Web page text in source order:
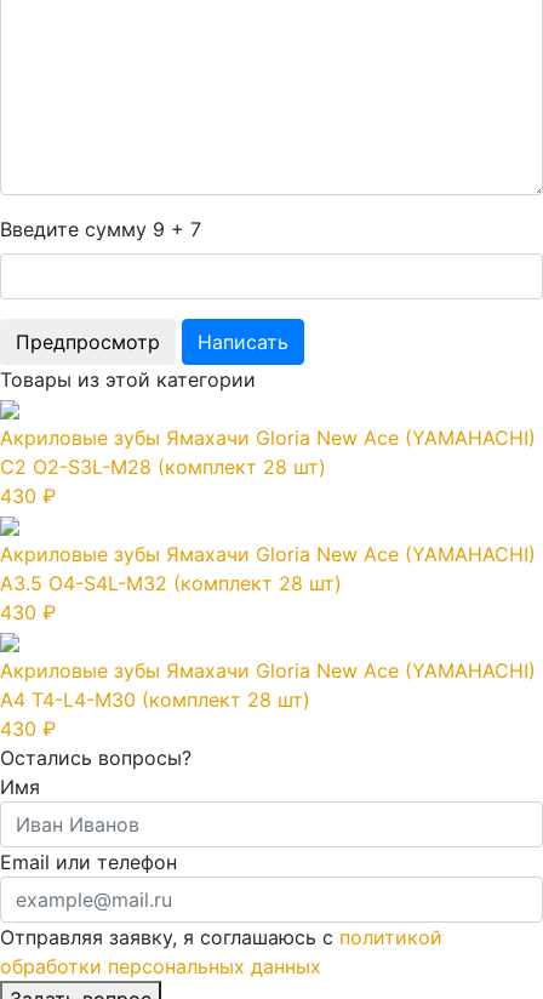
Введите сумму 9 + 7
Товары из этой категории
Акриловые зубы Ямахачи Gloria New Ace (YAMAHACHI)
C2 O2-S3L-M28 (комплект 28 шт)
430 ₽
Акриловые зубы Ямахачи Gloria New Ace (YAMAHACHI)
A3.5 O4-S4L-M32 (комплект 28 шт)
430 ₽
Акриловые зубы Ямахачи Gloria New Ace (YAMAHACHI)
A4 T4-L4-M30 (комплект 28 шт)
430 ₽
Остались вопросы?
Имя
Email или телефон
Отправляя заявку, я соглашаюсь с политикой
обработки персональных данных